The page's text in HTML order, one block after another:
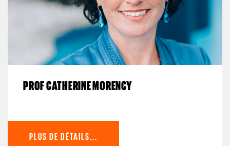
PROF CATHERINE MORENCY
PLUS DE DÉTAILS...